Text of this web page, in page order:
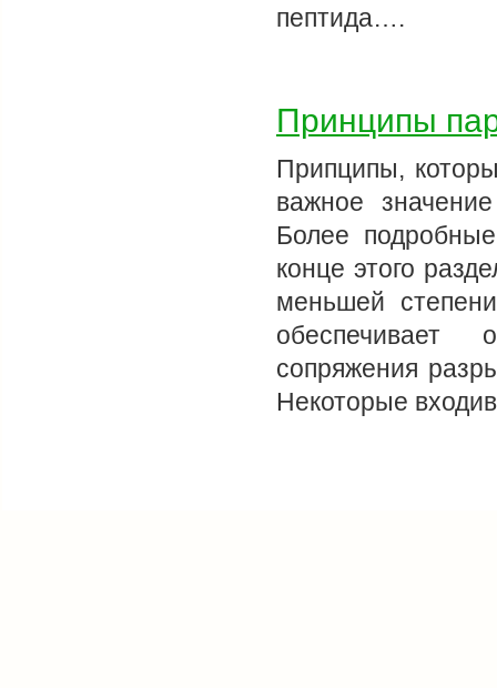
пептида….
Принципы
Припципы,
важное
Более
конце этого
меньшей
обеспечивает
сопряжения
Некоторые